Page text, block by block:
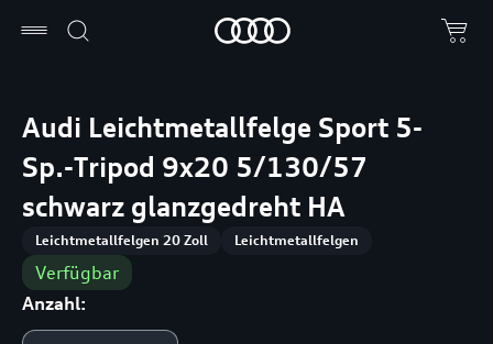
Audi Leichtmetallfelge Sport 5-
Sp.-Tripod 9x20 5/130/57
schwarz glanzgedreht HA
Leichtmetallfelgen 20 Zoll Leichtmetallfelgen
Verfügbar
Anzahl: